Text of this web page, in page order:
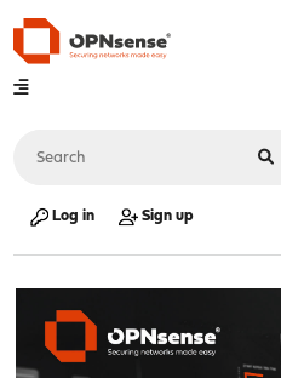
Log in Sign up